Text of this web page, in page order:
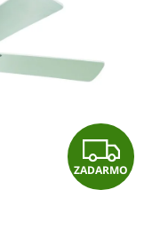
Z
A
ZADARMO